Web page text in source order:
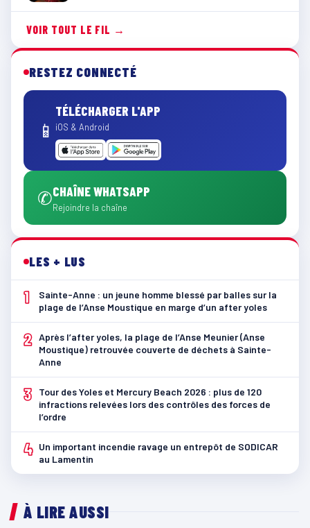
VOIR TOUT LE FIL →
RESTEZ CONNECTÉ
📱
TÉLÉCHARGER L'APP
iOS & Android
✆CHAÎNE WHATSAPP
Rejoindre la chaîne
LES + LUS
1
Sainte-Anne : un jeune homme blessé par balles sur la
plage de l’Anse Moustique en marge d’un after yoles
2 Après l’after yoles, la plage de l’Anse Meunier (Anse
Moustique) retrouvée couverte de déchets à Sainte-
Anne
3
Tour des Yoles et Mercury Beach 2026 : plus de 120
infractions relevées lors des contrôles des forces de
l’ordre
4 Un important incendie ravage un entrepôt de SODICAR
au Lamentin
À LIRE AUSSI